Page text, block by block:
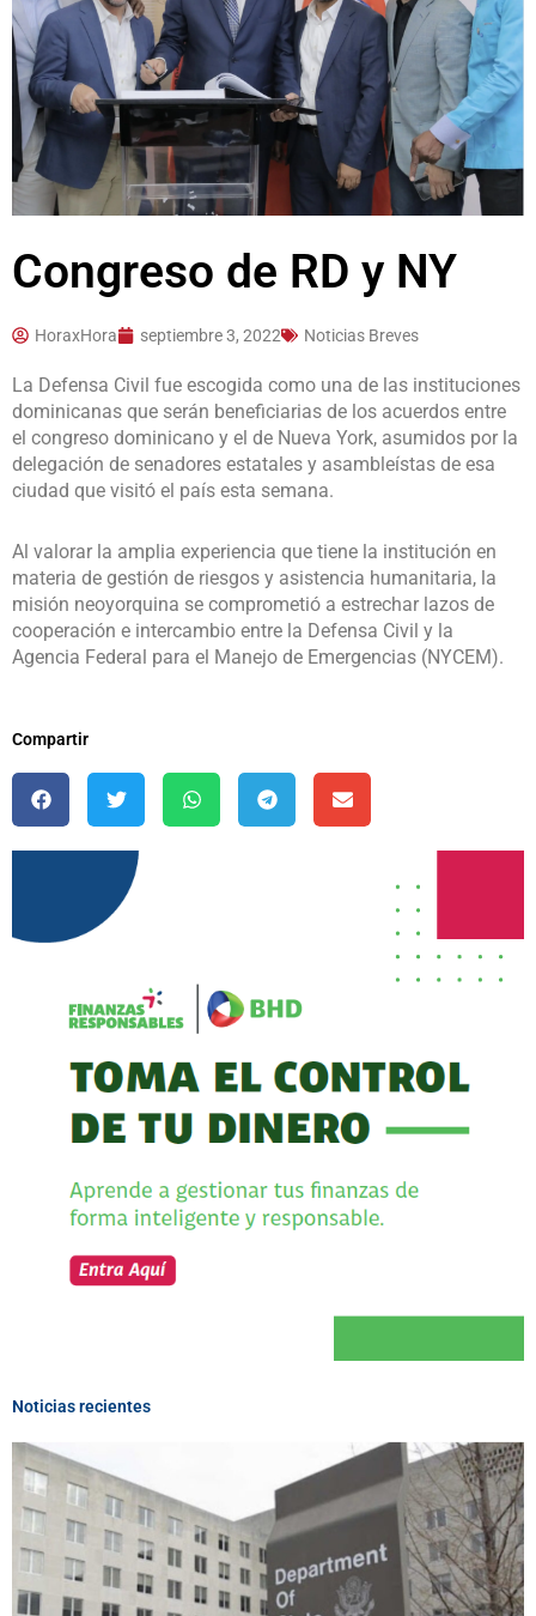
Congreso de RD y NY
HoraxHora septiembre 3, 2022 Noticias Breves
La Defensa Civil fue escogida como una de las instituciones
dominicanas que serán beneficiarias de los acuerdos entre
el congreso dominicano y el de Nueva York, asumidos por la
delegación de senadores estatales y asambleístas de esa
ciudad que visitó el país esta semana.
Al valorar la amplia experiencia que tiene la institución en
materia de gestión de riesgos y asistencia humanitaria, la
misión neoyorquina se comprometió a estrechar lazos de
cooperación e intercambio entre la Defensa Civil y la
Agencia Federal para el Manejo de Emergencias (NYCEM).
Compartir
Noticias recientes